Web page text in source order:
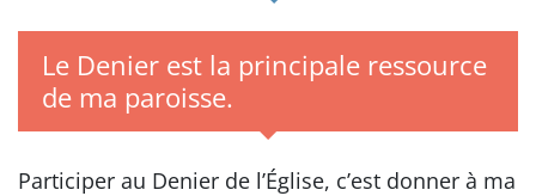
Le Denier est la principale ressource
de ma paroisse.
Participer au Denier de l’Église, c’est donner à ma